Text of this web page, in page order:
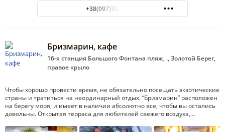
+38(097)702-28-60
Бризмарин, кафе
16-я станция Большого Фонтана пляж, ., Золотой Берег,
правое крыло
Чтобы хорошо провести время, не обязательно посещать экзотические
страны и тратиться на неординарный отдых. “Бризмарин” расположен
на берегу моря, и имеет в наличии абсолютно все, чтобы вы остались
довольны. Открытая терраса для любителей свежего воздуха,…